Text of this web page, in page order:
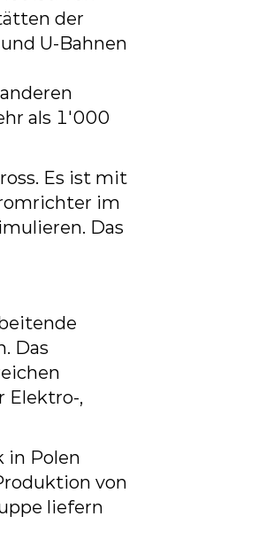
der
U-Bahnen
anderen
als 1'000
Es ist mit
im
Das
Das
Elektro-,
in Polen
von
liefern